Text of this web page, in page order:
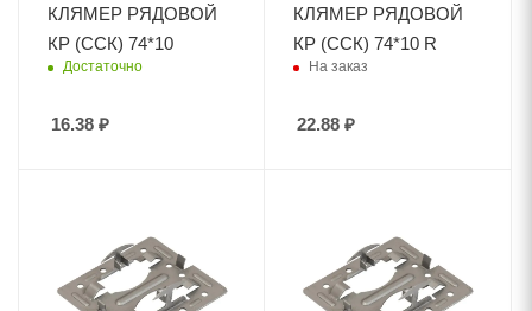
КЛЯМЕР РЯДОВОЙ
КР (ССК) 74*10
Достаточно
16.38 ₽
КЛЯМЕР РЯДОВОЙ
КР (ССК) 74*10 R
На заказ
22.88 ₽